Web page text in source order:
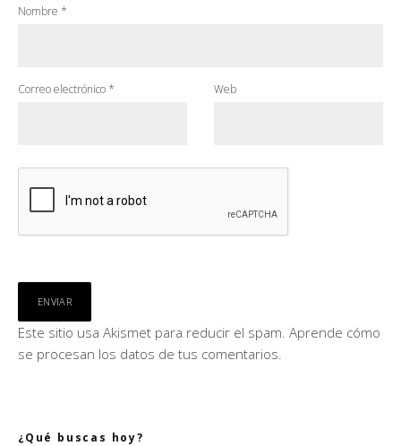
Nombre *
Correo electrónico * Web
Este sitio usa Akismet para reducir el spam. Aprende cómo
se procesan los datos de tus comentarios.
¿Qué buscas hoy?